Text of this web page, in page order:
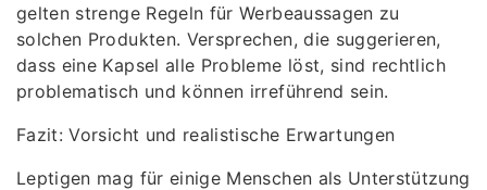
gelten strenge Regeln für Werbeaussagen zu
solchen Produkten. Versprechen, die suggerieren,
dass eine Kapsel alle Probleme löst, sind rechtlich
problematisch und können irreführend sein.
Fazit: Vorsicht und realistische Erwartungen
Leptigen mag für einige Menschen als Unterstützung